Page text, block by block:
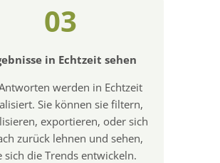
03
in Echtzeit sehen
werden in Echtzeit
Sie können sie filtern,
exportieren, oder sich
zurück lehnen und sehen,
sich die Trends entwickeln.